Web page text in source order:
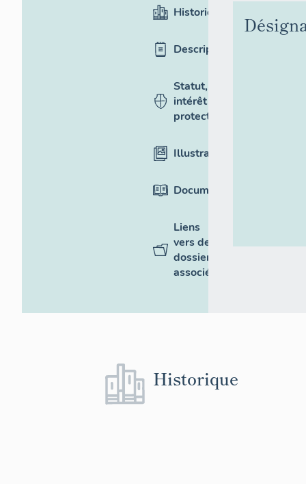
Historique
Description
Statut,
intérêt et
protection
Illustrations
Documentation
Liens
vers des
dossiers
associés
Historique